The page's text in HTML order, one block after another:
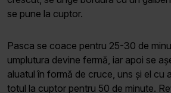
se pune la cuptor.
Pasca se coace pentru 25-30 de
umplutura devine fermă, iar apoi se
aluatul în formă de cruce, uns și el cu
totul la cuptor pentru 50 de minute.